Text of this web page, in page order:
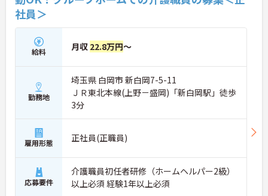
社員＞
給料 月収 22.8万円～
勤務地
埼玉県 白岡市 新白岡7-5-11
ＪＲ東北本線(上野－盛岡)「新白岡駅」徒歩
3分
雇用形態 正社員(正職員)
応募要件
介護職員初任者研修（ホームヘルパー2級）
以上必須 経験1年以上必須